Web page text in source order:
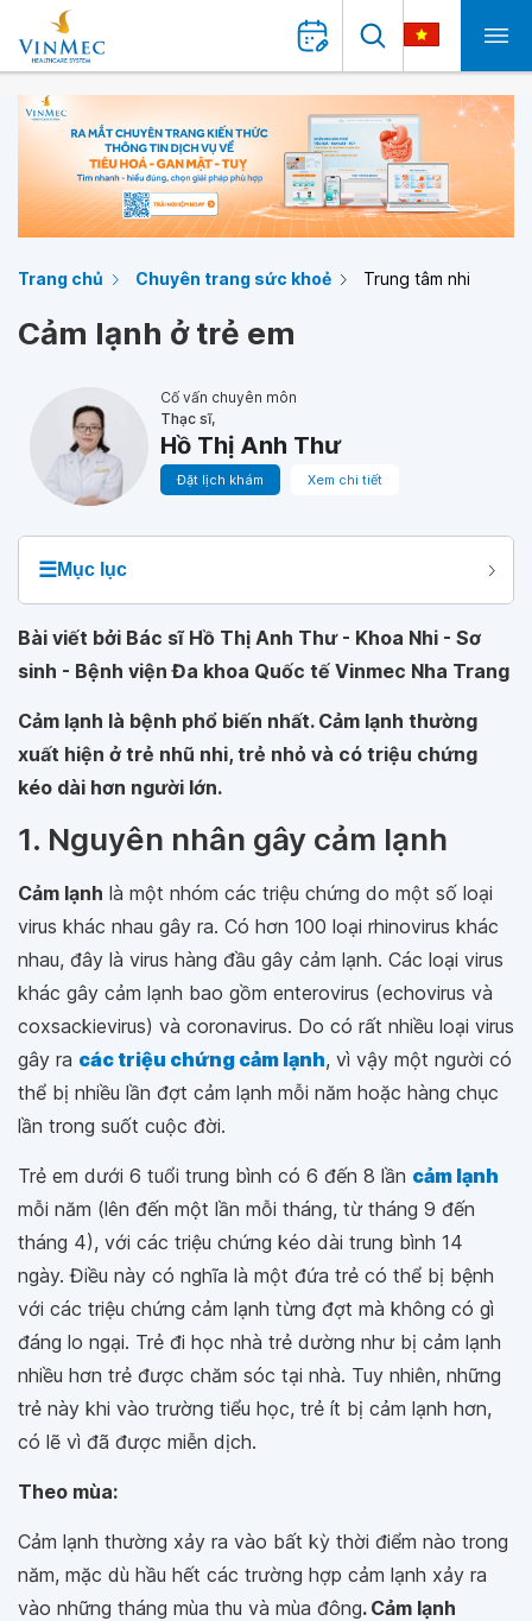
Trang chủ Chuyên trang sức khoẻ Trung tâm nhi
Cảm lạnh ở trẻ em
Cố vấn chuyên môn
Thạc sĩ,
Hồ Thị Anh Thư
Đặt lịch khám Xem chi tiết
☰Mục lục
Bài viết bởi Bác sĩ Hồ Thị Anh Thư - Khoa Nhi - Sơ
sinh - Bệnh viện Đa khoa Quốc tế Vinmec Nha Trang
Cảm lạnh là bệnh phổ biến nhất. Cảm lạnh thường
xuất hiện ở trẻ nhũ nhi, trẻ nhỏ và có triệu chứng
kéo dài hơn người lớn.
1. Nguyên nhân gây cảm lạnh
Cảm lạnh là một nhóm các triệu chứng do một số loại
virus khác nhau gây ra. Có hơn 100 loại rhinovirus khác
nhau, đây là virus hàng đầu gây cảm lạnh. Các loại virus
khác gây cảm lạnh bao gồm enterovirus (echovirus và
coxsackievirus) và coronavirus. Do có rất nhiều loại virus
gây ra các triệu chứng cảm lạnh, vì vậy một người có
thể bị nhiều lần đợt cảm lạnh mỗi năm hoặc hàng chục
lần trong suốt cuộc đời.
Trẻ em dưới 6 tuổi trung bình có 6 đến 8 lần cảm lạnh
mỗi năm (lên đến một lần mỗi tháng, từ tháng 9 đến
tháng 4), với các triệu chứng kéo dài trung bình 14
ngày. Điều này có nghĩa là một đứa trẻ có thể bị bệnh
với các triệu chứng cảm lạnh từng đợt mà không có gì
đáng lo ngại. Trẻ đi học nhà trẻ dường như bị cảm lạnh
nhiều hơn trẻ được chăm sóc tại nhà. Tuy nhiên, những
trẻ này khi vào trường tiểu học, trẻ ít bị cảm lạnh hơn,
có lẽ vì đã được miễn dịch.
Theo mùa:
Cảm lạnh thường xảy ra vào bất kỳ thời điểm nào trong
năm, mặc dù hầu hết các trường hợp cảm lạnh xảy ra
vào những tháng mùa thu và mùa đông. Cảm lạnh